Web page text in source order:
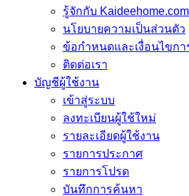
รู้จักกับ Kaideehome.com
นโยบายความเป็นส่วนตัว
ข้อกำหนดและเงื่อนไขกา
ติดต่อเรา
บัญชีผู้ใช้งาน
เข้าสู่ระบบ
ลงทะเบียนผู้ใช้ใหม่
รายละเอียดผู้ใช้งาน
รายการประกาศ
รายการโปรด
บันทึกการค้นหา